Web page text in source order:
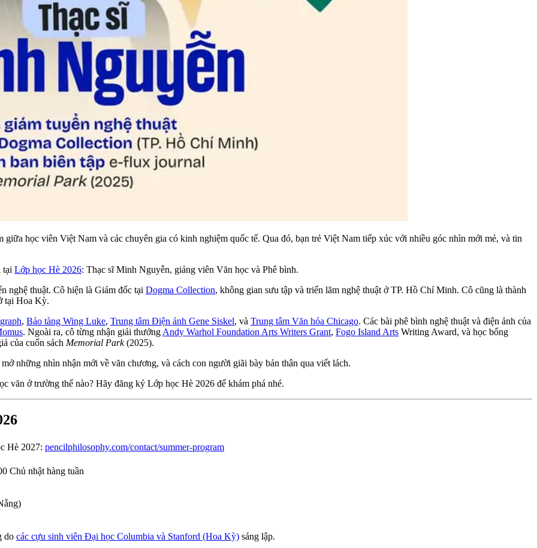
giữa học viên Việt Nam và các chuyên gia có kinh nghiệm quốc tế. Qua đó, bạn trẻ Việt Nam tiếp xúc với nhiều góc nhìn mới mẻ, và tin
tại Lớp học Hè 2026: Thạc sĩ Minh Nguyễn, giảng viên Văn học và Phê bình.
nghệ thuật. Cô hiện là Giám đốc tại Dogma Collection, không gian sưu tập và triển lãm nghệ thuật ở TP. Hồ Chí Minh. Cô cũng là thành
tại Hoa Kỳ.
, Bảo tàng Wing Luke, Trung tâm Điện ảnh Gene Siskel, và Trung tâm Văn hóa Chicago. Các bài phê bình nghệ thuật và điện ảnh của
. Ngoài ra, cô từng nhận giải thưởng Andy Warhol Foundation Arts Writers Grant, Fogo Island Arts Writing Award, và học bổng
của cuốn sách Memorial Park(2025).
những nhìn nhận mới về văn chương, và cách con người giãi bày bản thân qua viết lách.
văn ở trường thế nào? Hãy đăng ký Lớp học Hè 2026 để khám phá nhé.
Hè 2027: pencilphilosophy.com/contact/summer-program
Chủ nhật hàng tuần
do các cựu sinh viên Đại học Columbia và Stanford (Hoa Kỳ) sáng lập.